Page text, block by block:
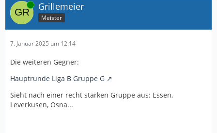
Online Grillemeier
Meister
7. Januar 2025 um 12:14
Die weiteren Gegner:
Hauptrunde Liga B Gruppe G
Sieht nach einer recht starken Gruppe aus: Essen,
Leverkusen, Osna...